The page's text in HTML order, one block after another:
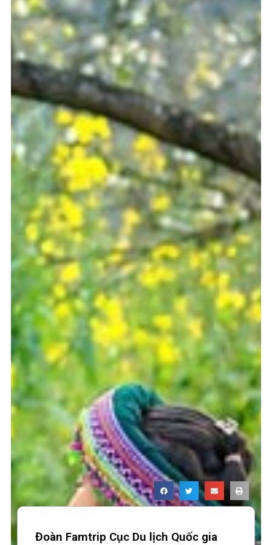
Đoàn Famtrip Cục Du lịch Quốc gia